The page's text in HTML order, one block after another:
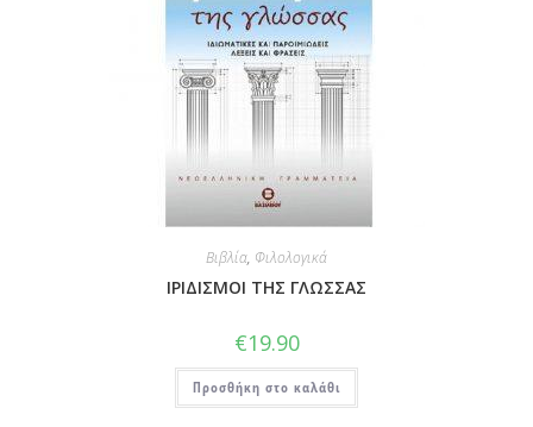
Βιβλία, Φιλολογικά
ΙΡΙΔΙΣΜΟΙ ΤΗΣ ΓΛΩΣΣΑΣ
€19.90
Προσθήκη στο καλάθι